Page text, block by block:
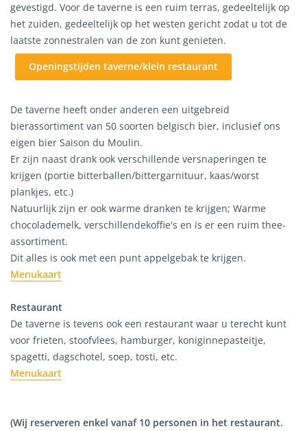
gevestigd. Voor de taverne is een ruim terras, gedeeltelijk op
het zuiden, gedeeltelijk op het westen gericht zodat u tot de
laatste zonnestralen van de zon kunt genieten.
Openingstijden taverne/klein restaurant
De taverne heeft onder anderen een uitgebreid
bierassortiment van 50 soorten belgisch bier, inclusief ons
eigen bier Saison du Moulin.
Er zijn naast drank ook verschillende versnaperingen te
krijgen (portie bitterballen/bittergarnituur, kaas/worst
plankjes, etc.)
Natuurlijk zijn er ook warme dranken te krijgen; Warme
chocolademelk, verschillendekoffie's en is er een ruim thee-
assortiment.
Dit alles is ook met een punt appelgebak te krijgen.
Menukaart
Restaurant
De taverne is tevens ook een restaurant waar u terecht kunt
voor frieten, stoofvlees, hamburger, koniginnepasteitje,
spagetti, dagschotel, soep, tosti, etc.
Menukaart
(Wij reserveren enkel vanaf 10 personen in het restaurant.